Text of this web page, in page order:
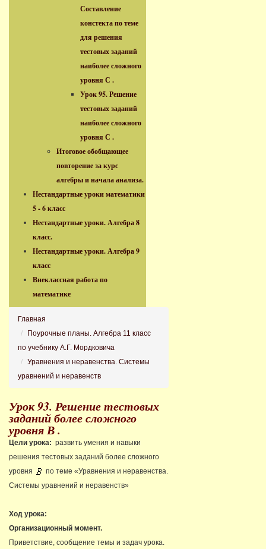
Составление
констекта по теме
для решения
тестовых заданий
наиболее сложного
уровня С .
Урок 95. Решение
тестовых заданий
наиболее сложного
уровня С .
Итоговое обобщающее
повторение за курс
алгебры и начала анализа.
Нестандартные уроки математики
5 - 6 класс
Нестандартные уроки. Алгебра 8
класс.
Нестандартные уроки. Алгебра 9
класс
Внеклассная работа по
математике
Главная
Поурочные планы. Алгебра 11 класс
по учебнику А.Г. Мордковича
Уравнения и неравенства. Системы
уравнений и неравенств
Урок 93. Решение тестовых
заданий более сложного
уровня В .
Цели урока: развить умения и навыки
решения тестовых заданий более сложного
уровня
по теме «Уравнения и неравенства.
Системы уравнений и неравенств»
Ход урока:
Организационный момент.
Приветствие, сообщение темы и задач урока.